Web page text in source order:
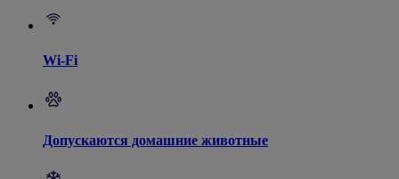
Wi-Fi
Допускаются домашние животные